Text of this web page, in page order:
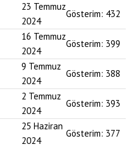
23 Temmuz
2024
Gösterim: 432
16 Temmuz
2024
Gösterim: 399
9 Temmuz
2024
Gösterim: 388
2 Temmuz
2024
Gösterim: 393
25 Haziran
2024
Gösterim: 377